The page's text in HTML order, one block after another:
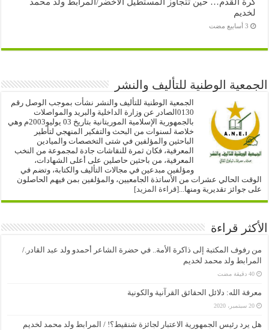
لخديم
الجمعية الوطنية للتأليف والنشر
الجمعية الوطنية للتأليف والنشر نشأت بموجب الوصل رقم
0130الصادر عن وزارة الداخلية والبريد والمواصلات
بالجمهورية الإسلامية الموريتانية بتاريخ 03 يوليو2003م وهي
خلاصة لسنوات من البحث والتفكير المنهجي لتأطير
الباحثين والمؤلفين في شتى التخصصات والميادين
المعرفية، فكان ثمرة للنقاشات جادة لمجموعة من النخب
المعرفية، من باحثين حاصلين على أعلى الشهادات،
ومؤلفين مبدعين في مجالات التأليف والكتابة، وتضم في
الوقت الحالي عشرات من الأساتذة الجامعيين، والمؤلفين بمن فيهم الحاصلون
على جوائز تقديرية ومنها...[قراءة المزيد]
الأكثر قراءة
من رفوف المكتبة إلى ذاكرة الأمة.. في حضرة الشاعر أحمدو ولد عبد القادر./
المرابط ولد محمد لخديم
‏40 دقيقة مضت
معرفة الله: دلائل الحقائق القرآنية والكونية
20 سبتمبر، 2020
هل يرد رئيس الجمهورية الاعتبار لجائزة شنقيط؟! / المرابط ولد محمد لخديم